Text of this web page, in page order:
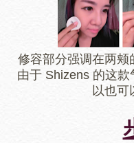
修容部分强调在两颊
由于 Shizens 的这
以也可